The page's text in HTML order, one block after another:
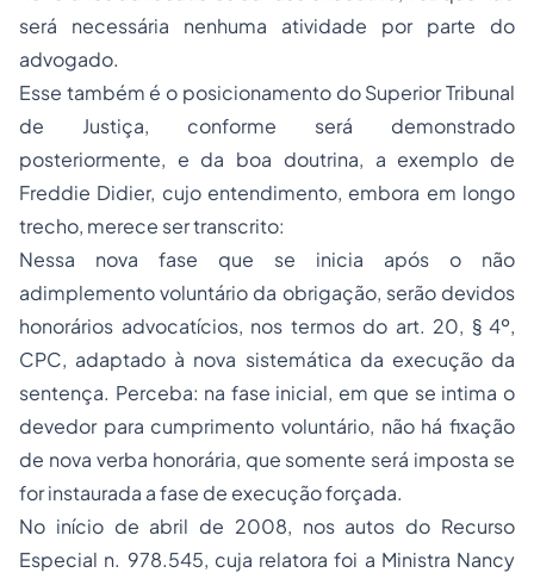
será necessária nenhuma atividade por parte do
advogado.
Esse também é o posicionamento do Superior Tribunal
de Justiça, conforme será demonstrado
posteriormente, e da boa doutrina, a exemplo de
Freddie Didier, cujo entendimento, embora em longo
trecho, merece ser transcrito:
Nessa nova fase que se inicia após o não
adimplemento voluntário da obrigação, serão devidos
honorários advocatícios, nos termos do art. 20, § 4º,
CPC, adaptado à nova sistemática da execução da
sentença. Perceba: na fase inicial, em que se intima o
devedor para cumprimento voluntário, não há fixação
de nova verba honorária, que somente será imposta se
for instaurada a fase de execução forçada.
No início de abril de 2008, nos autos do Recurso
Especial n. 978.545, cuja relatora foi a Ministra Nancy